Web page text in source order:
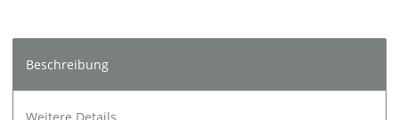
Beschreibung
Weitere Details